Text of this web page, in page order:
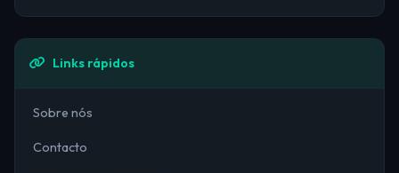
Links rápidos
Sobre nós
Contacto